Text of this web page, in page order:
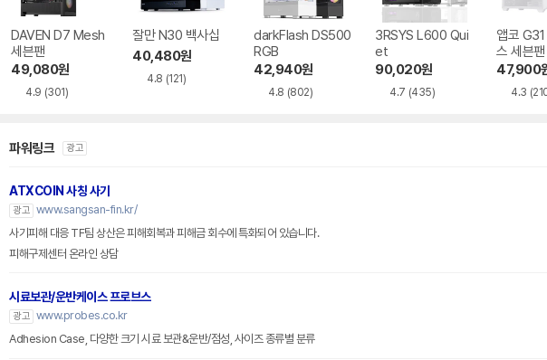
DAVEN D7 Mesh
세븐팬
49,080원
4.9 (301)
잘만 N30 백사십
40,480원
4.8 (121)
darkFlash DS500
RGB
42,940원
4.8 (802)
3RSYS L600 Qui
et
90,020원
4.7 (435)
앱코
스 세븐팬
47,900
4.3
파워링크 광고
ATXCOIN 사칭 사기
광고 www.sangsan-fin.kr/
사기피해 대응 TF팀 상산은 피해회복과 피해금 회수에 특화되어 있습니다.
피해구제센터 온라인 상담
시료보관/운반케이스 프로브스
광고 www.probes.co.kr
Adhesion Case, 다양한 크기 시료 보관&운반/점성, 사이즈 종류별 분류